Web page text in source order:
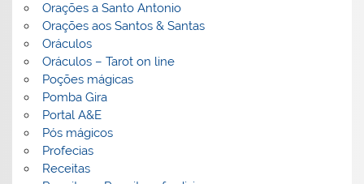
Orações a Santo Antonio
Orações aos Santos & Santas
Oráculos
Oráculos – Tarot on line
Poções mágicas
Pomba Gira
Portal A&E
Pós mágicos
Profecias
Receitas